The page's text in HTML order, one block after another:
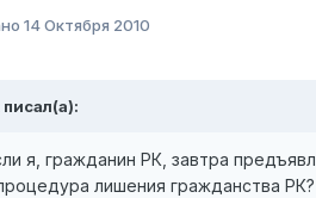
14 Октября 2010
писал(а):
я, гражданин РК, завтра
лишения гражданства